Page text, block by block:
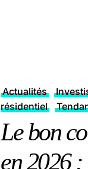
Actualités
résidentiel
Le bon
en 2026